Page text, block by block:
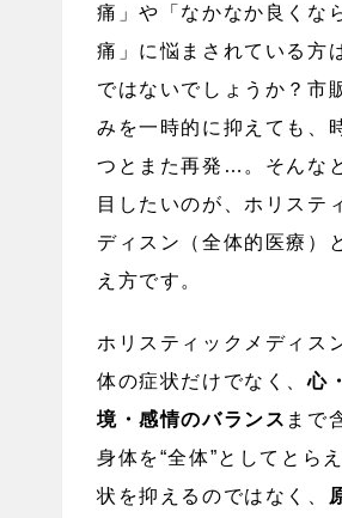
痛」や「なかなか良くな
痛」に悩まされている方
ではないでしょうか？市
みを一時的に抑えても、
つとまた再発…。そんな
目したいのが、ホリステ
ディスン（全体的医療）
え方です。
ホリスティックメディス
体の症状だけでなく、心
境・感情のバランス まで
身体を“全体”としてとら
状を抑えるのではなく、